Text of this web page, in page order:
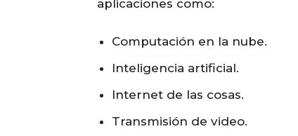
aplicaciones como:
Computación en la nube.
Inteligencia artificial.
Internet de las cosas.
Transmisión de video.